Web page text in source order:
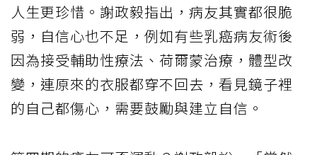
人生更珍惜。謝政毅指出，病友其實都很脆
弱，自信心也不足，例如有些乳癌病友術後
因為接受輔助性療法、荷爾蒙治療，體型改
變，連原來的衣服都穿不回去，看見鏡子裡
的自己都傷心，需要鼓勵與建立自信。